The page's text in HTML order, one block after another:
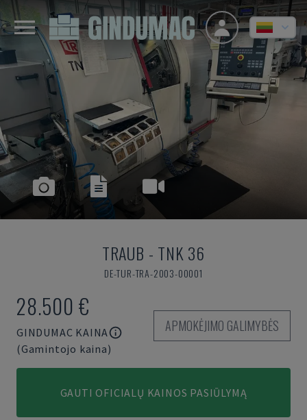
TRAUB - TNK 36
DE-TUR-TRA-2003-00001
28.500 €
GINDUMAC KAINA
(Gamintojo kaina)
APMOKĖJIMO GALIMYBĖS
GAUTI OFICIALŲ KAINOS PASIŪLYMĄ